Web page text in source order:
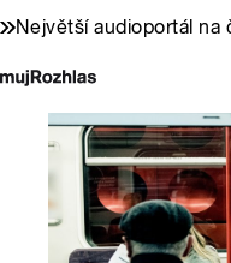
Největší audioportál na